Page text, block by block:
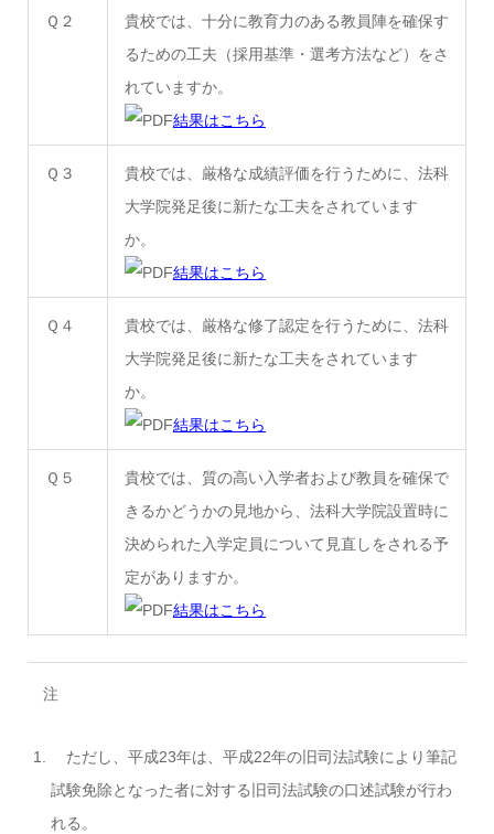
Ｑ２
貴校では、十分に教育力のある教員陣を確保す
るための工夫（採用基準・選考方法など）をさ
れていますか。
結果はこちら
Ｑ３
貴校では、厳格な成績評価を行うために、法科
大学院発足後に新たな工夫をされています
か。
結果はこちら
Ｑ４
貴校では、厳格な修了認定を行うために、法科
大学院発足後に新たな工夫をされています
か。
結果はこちら
Ｑ５
貴校では、質の高い入学者および教員を確保で
きるかどうかの見地から、法科大学院設置時に
決められた入学定員について見直しをされる予
定がありますか。
結果はこちら
注
ただし、平成23年は、平成22年の旧司法試験により筆記
試験免除となった者に対する旧司法試験の口述試験が行わ
れる。